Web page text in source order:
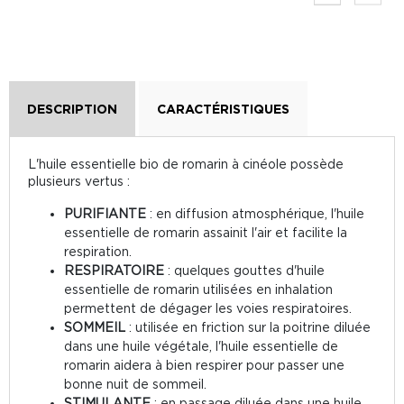
DESCRIPTION CARACTÉRISTIQUES
L'huile essentielle bio de romarin à cinéole possède
plusieurs vertus :
PURIFIANTE : en diffusion atmosphérique, l'huile
essentielle de romarin assainit l'air et facilite la
respiration.
RESPIRATOIRE : quelques gouttes d'huile
essentielle de romarin utilisées en inhalation
permettent de dégager les voies respiratoires.
SOMMEIL : utilisée en friction sur la poitrine diluée
dans une huile végétale, l'huile essentielle de
romarin aidera à bien respirer pour passer une
bonne nuit de sommeil.